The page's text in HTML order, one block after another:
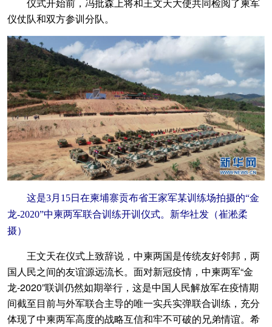
仪仗队和双方参训分队。
这是3月15日在柬埔寨贡布省王家军某训练场拍摄的“金
龙-2020”中柬两军联合训练开训仪式。新华社发（崔淞柔
摄）
王文天在仪式上致辞说，中柬两国是传统友好邻邦，两
国人民之间的友谊源远流长。面对新冠疫情，中柬两军“金
龙-2020”联训仍然如期举行，这是中国人民解放军在疫情期
间截至目前与外军联合主导的唯一实兵实弹联合训练，充分
体现了中柬两军高度的战略互信和牢不可破的兄弟情谊。希